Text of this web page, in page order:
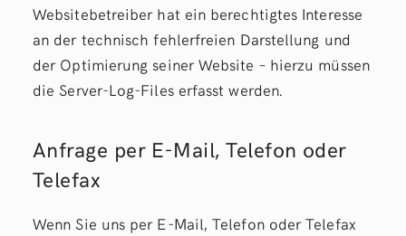
Websitebetreiber hat ein berechtigtes Interesse
an der technisch fehlerfreien Darstellung und
der Optimierung seiner Website – hierzu müssen
die Server-Log-Files erfasst werden.
Anfrage per E-Mail, Telefon oder
Telefax
Wenn Sie uns per E-Mail, Telefon oder Telefax